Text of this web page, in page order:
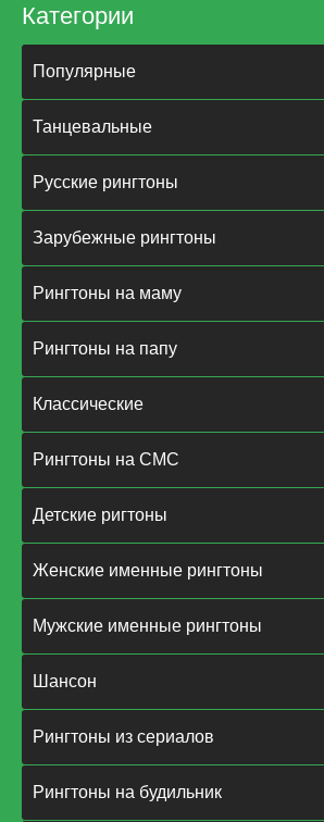
Категории
Популярные
Танцевальные
Русские рингтоны
Зарубежные рингтоны
Рингтоны на маму
Рингтоны на папу
Классические
Рингтоны на СМС
Детские ригтоны
Женские именные рингтоны
Мужские именные рингтоны
Шансон
Рингтоны из сериалов
Рингтоны на будильник